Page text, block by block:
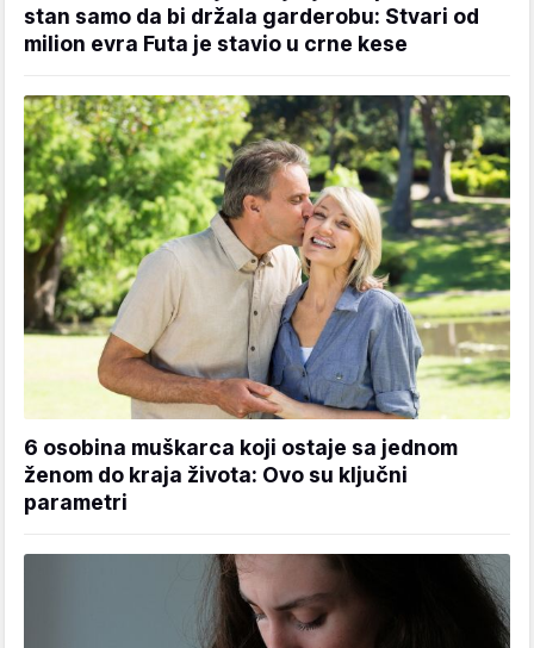
stan samo da bi držala garderobu: Stvari od
milion evra Futa je stavio u crne kese
6 osobina muškarca koji ostaje sa jednom
ženom do kraja života: Ovo su ključni
parametri